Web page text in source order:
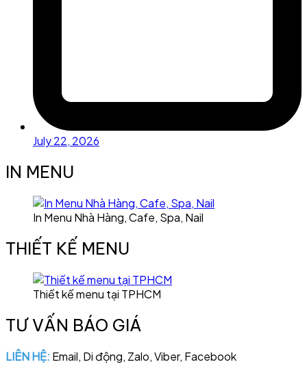
July 22, 2026
IN MENU
In Menu Nhà Hàng, Cafe, Spa, Nail
THIẾT KẾ MENU
Thiết kế menu tại TPHCM
TƯ VẤN BÁO GIÁ
LIÊN HỆ: Email, Di động, Zalo, Viber, Facebook